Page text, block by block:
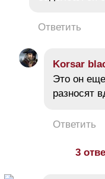
Ответить
Korsar
Это он еще
разносят
Ответить
3